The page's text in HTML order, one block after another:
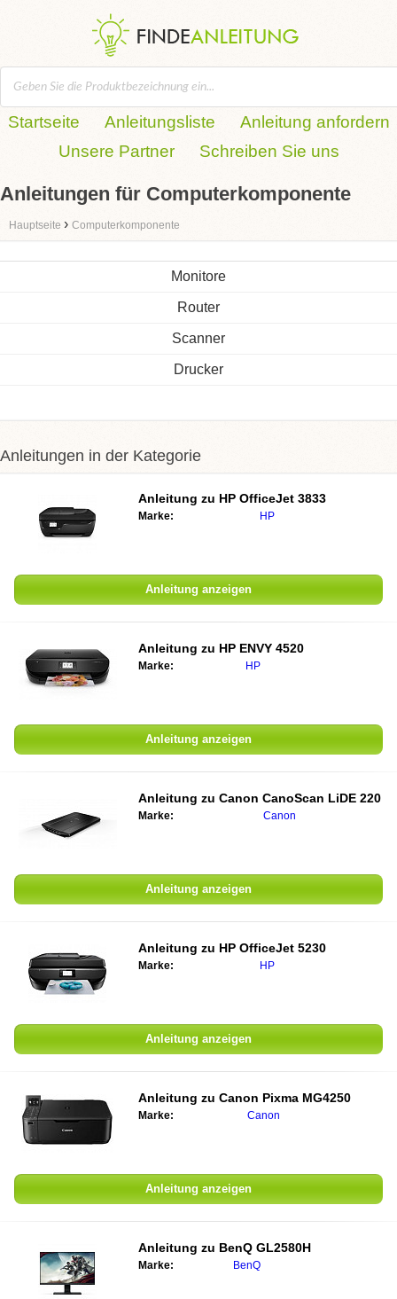
Startseite Anleitungsliste
Anleitung anfordern
Unsere Partner
Schreiben Sie uns
Anleitungen für Computerkomponente
Hauptseite › Computerkomponente
Monitore
Router
Scanner
Drucker
Anleitungen in der Kategorie
Anleitung zu HP OfficeJet 3833
Marke: HP
Anleitung anzeigen
Anleitung zu HP ENVY 4520
Marke: HP
Anleitung anzeigen
Anleitung zu Canon CanoScan LiDE 220
Marke: Canon
Anleitung anzeigen
Anleitung zu HP OfficeJet 5230
Marke: HP
Anleitung anzeigen
Anleitung zu Canon Pixma MG4250
Marke: Canon
Anleitung anzeigen
Anleitung zu BenQ GL2580H
Marke: BenQ